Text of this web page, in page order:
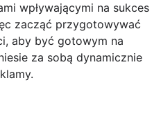
wpływającymi na sukces
zacząć przygotowywać
aby być gotowym na
za sobą dynamicznie